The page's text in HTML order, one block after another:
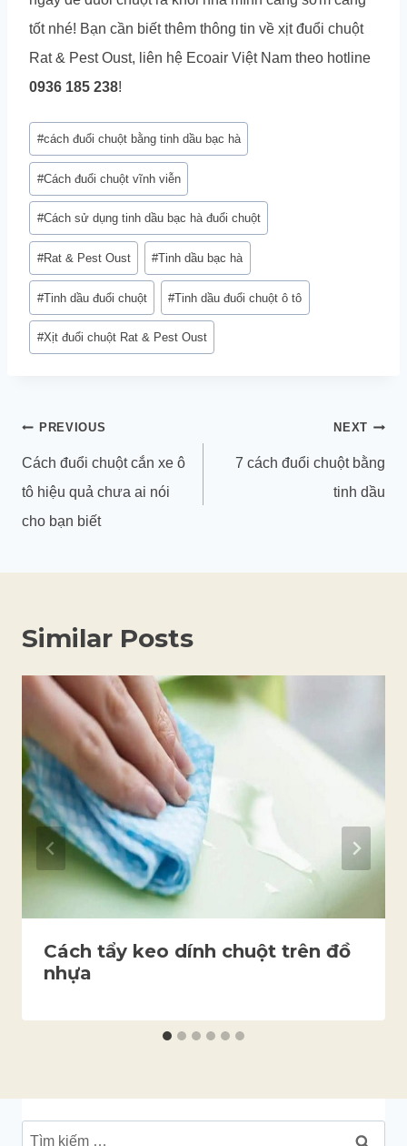
tốt nhé! Bạn cần biết thêm thông tin về xịt đuổi chuột
Rat & Pest Oust, liên hệ Ecoair Việt Nam theo hotline
0936 185 238!
Post
Tags:
#cách đuổi chuột bằng tinh dầu bạc hà
#Cách đuổi chuột vĩnh viễn
#Cách sử dụng tinh dầu bạc hà đuổi chuột
#Rat & Pest Oust #Tinh dầu bạc hà
#Tinh dầu đuổi chuột #Tinh dầu đuổi chuột ô tô
#Xịt đuổi chuột Rat & Pest Oust
Điều
hướng
bài
viết
PREVIOUS
Cách đuổi chuột cắn xe ô
tô hiệu quả chưa ai nói
cho bạn biết
NEXT
7 cách đuổi chuột bằng
tinh dầu
Similar Posts
Cách tẩy keo dính chuột trên đồ
nhựa
Tìm